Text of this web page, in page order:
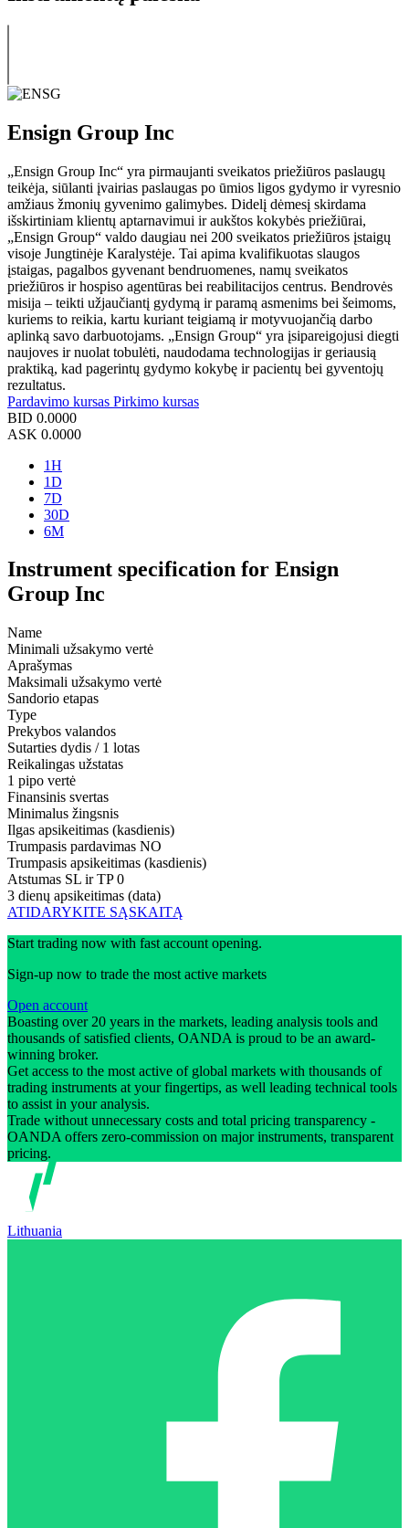
Ensign Group Inc
„Ensign Group Inc“ yra pirmaujanti sveikatos priežiūros paslaugų
teikėja, siūlanti įvairias paslaugas po ūmios ligos gydymo ir vyresnio
amžiaus žmonių gyvenimo galimybes. Didelį dėmesį skirdama
išskirtiniam klientų aptarnavimui ir aukštos kokybės priežiūrai,
„Ensign Group“ valdo daugiau nei 200 sveikatos priežiūros įstaigų
visoje Jungtinėje Karalystėje. Tai apima kvalifikuotas slaugos
įstaigas, pagalbos gyvenant bendruomenes, namų sveikatos
priežiūros ir hospiso agentūras bei reabilitacijos centrus. Bendrovės
misija – teikti užjaučiantį gydymą ir paramą asmenims bei šeimoms,
kuriems to reikia, kartu kuriant teigiamą ir motyvuojančią darbo
aplinką savo darbuotojams. „Ensign Group“ yra įsipareigojusi diegti
naujoves ir nuolat tobulėti, naudodama technologijas ir geriausią
praktiką, kad pagerintų gydymo kokybę ir pacientų bei gyventojų
rezultatus.
Pardavimo kursas Pirkimo kursas
BID 0.0000
ASK 0.0000
1H
1D
7D
30D
6M
Instrument specification for Ensign
Group Inc
Name
Minimali užsakymo vertė
Aprašymas
Maksimali užsakymo vertė
Sandorio etapas
Type
Prekybos valandos
Sutarties dydis / 1 lotas
Reikalingas užstatas
1 pipo vertė
Finansinis svertas
Minimalus žingsnis
Ilgas apsikeitimas (kasdienis)
Trumpasis pardavimas NO
Trumpasis apsikeitimas (kasdienis)
Atstumas SL ir TP 0
3 dienų apsikeitimas (data)
ATIDARYKITE SĄSKAITĄ
Start trading now with fast account opening.
Sign-up now to trade the most active markets
Open account
Boasting over 20 years in the markets, leading analysis tools and
thousands of satisfied clients, OANDA is proud to be an award-
winning broker.
Get access to the most active of global markets with thousands of
trading instruments at your fingertips, as well leading technical tools
to assist in your analysis.
Trade without unnecessary costs and total pricing transparency -
OANDA offers zero-commission on major instruments, transparent
pricing.
Lithuania